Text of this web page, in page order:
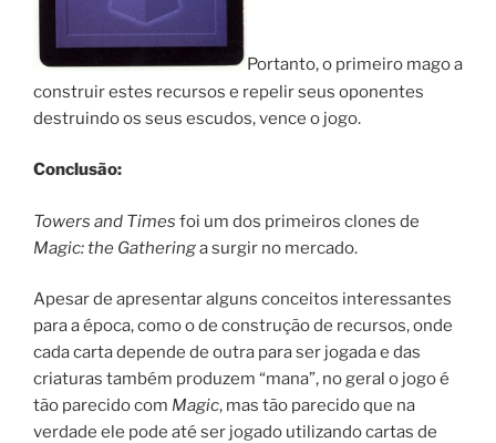
Portanto, o primeiro mago a
construir estes recursos e repelir seus oponentes
destruindo os seus escudos, vence o jogo.
Conclusão:
Towers and Times foi um dos primeiros clones de
Magic: the Gatheringa surgir no mercado.
Apesar de apresentar alguns conceitos interessantes
para a época, como ode construção de recursos, onde
cada carta depende de outra para ser jogada e das
criaturas também produzem “mana”, no geral o jogo é
tão parecido com Magic, mas tão parecido que na
verdade ele pode até ser jogado utilizando cartas de